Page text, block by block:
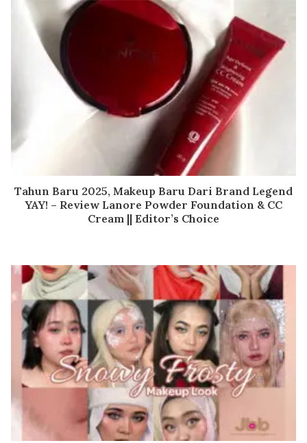
Tahun Baru 2025, Makeup Baru Dari Brand Legend
YAY! – Review Lanore Powder Foundation & CC
Cream || Editor’s Choice